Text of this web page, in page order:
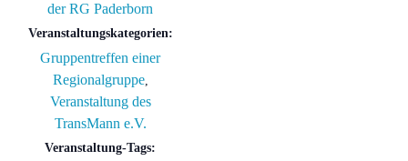
der RG Paderborn
Veranstaltungskategorien:
Gruppentreffen einer
Regionalgruppe,
Veranstaltung des
TransMann e.V.
Veranstaltung-Tags: